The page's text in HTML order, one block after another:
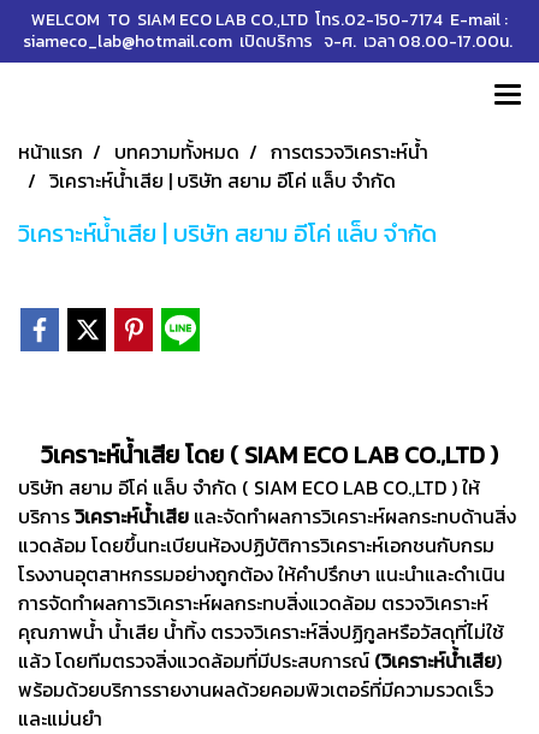
WELCOM TO SIAM ECO LAB CO.,LTD โทร.02-150-7174 E-mail :
siameco_lab@hotmail.com เปิดบริการ จ-ศ. เวลา 08.00-17.00น.
หน้าแรก บทความทั้งหมด
การตรวจวิเคราะห์น้ำ
วิเคราะห์น้ำเสีย | บริษัท สยาม อีโค่ แล็บ จำกัด
วิเคราะห์น้ำเสีย | บริษัท สยาม อีโค่ แล็บ จำกัด
วิเคราะห์น้ำเสีย โดย ( SIAM ECO LAB CO.,LTD )
บริษัท สยาม อีโค่ แล็บ จำกัด ( SIAM ECO LAB CO.,LTD ) ให้
บริการวิเคราะห์น้ำเสีย และจัดทำผลการวิเคราะห์ผลกระทบด้านสิ่ง
แวดล้อม โดยขึ้นทะเบียนห้องปฏิบัติการวิเคราะห์เอกชนกับกรม
โรงงานอุตสาหกรรมอย่างถูกต้อง ให้คำปรึกษา แนะนำและดำเนิน
การจัดทำผลการวิเคราะห์ผลกระทบสิ่งแวดล้อม ตรวจวิเคราะห์
คุณภาพน้ำ น้ำเสีย น้ำทิ้ง ตรวจวิเคราะห์สิ่งปฏิกูลหรือวัสดุที่ไม่ใช้
แล้ว โดยทีมตรวจสิ่งแวดล้อมที่มีประสบการณ์ (วิเคราะห์น้ำเสีย)
พร้อมด้วยบริการรายงานผลด้วยคอมพิวเตอร์ที่มีความรวดเร็ว
และแม่นยำ